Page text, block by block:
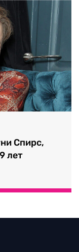
Спирс,
лет